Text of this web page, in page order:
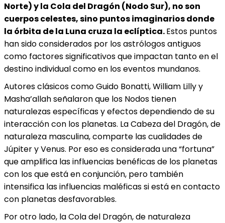
Norte) y la Cola del Dragón (Nodo Sur), no son
cuerpos celestes, sino puntos imaginarios donde
la órbita de la Luna cruza la eclíptica.Estos puntos
han sido considerados por los astrólogos antiguos
como factores significativos que impactan tanto en el
destino individual como en los eventos mundanos.
Autores clásicos como Guido Bonatti, William Lilly y
Masha’allah señalaron que los Nodos tienen
naturalezas específicas y efectos dependiendo de su
interacción con los planetas. La Cabeza del Dragón, de
naturaleza masculina, comparte las cualidades de
Júpiter y Venus. Por eso es considerada una “fortuna”
que amplifica las influencias benéficas de los planetas
con los que está en conjunción, pero también
intensifica las influencias maléficas si está en contacto
con planetas desfavorables.
Por otro lado, la Cola del Dragón, de naturaleza